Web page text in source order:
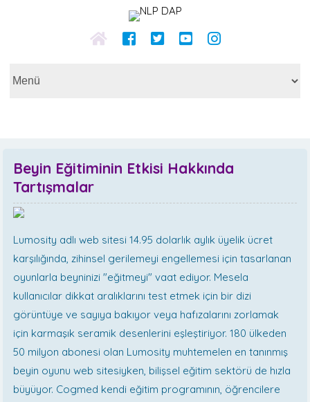
Beyin Eğitiminin Etkisi Hakkında
Tartışmalar
Lumosity adlı web sitesi 14.95 dolarlık aylık üyelik ücret
karşılığında, zihinsel gerilemeyi engellemesi için tasarlanan
oyunlarla beyninizi "eğitmeyi" vaat ediyor. Mesela
kullanıcılar dikkat aralıklarını test etmek için bir dizi
görüntüye ve sayıya bakıyor veya hafızalarını zorlamak
için karmaşık seramik desenlerini eşleştiriyor. 180 ülkeden
50 milyon abonesi olan Lumosity muhtemelen en tanınmış
beyin oyunu web sitesiyken, bilişsel eğitim sektörü de hızla
büyüyor. Cogmed kendi eğitim programının, öğrencilere